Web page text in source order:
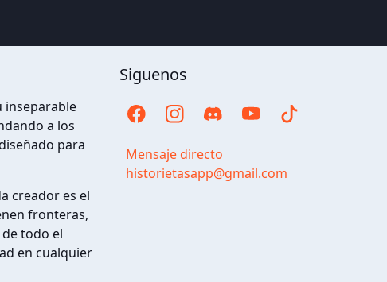
inseparable
a los
para
creador es el
fronteras,
todo el
en cualquier
Siguenos
Mensaje directo
historietasapp@gmail.com